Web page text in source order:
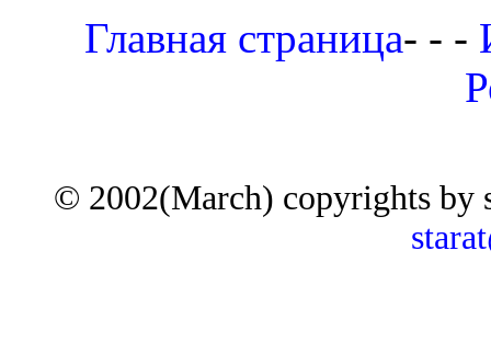
Главная страница- - -
© 2002(March) copyrights